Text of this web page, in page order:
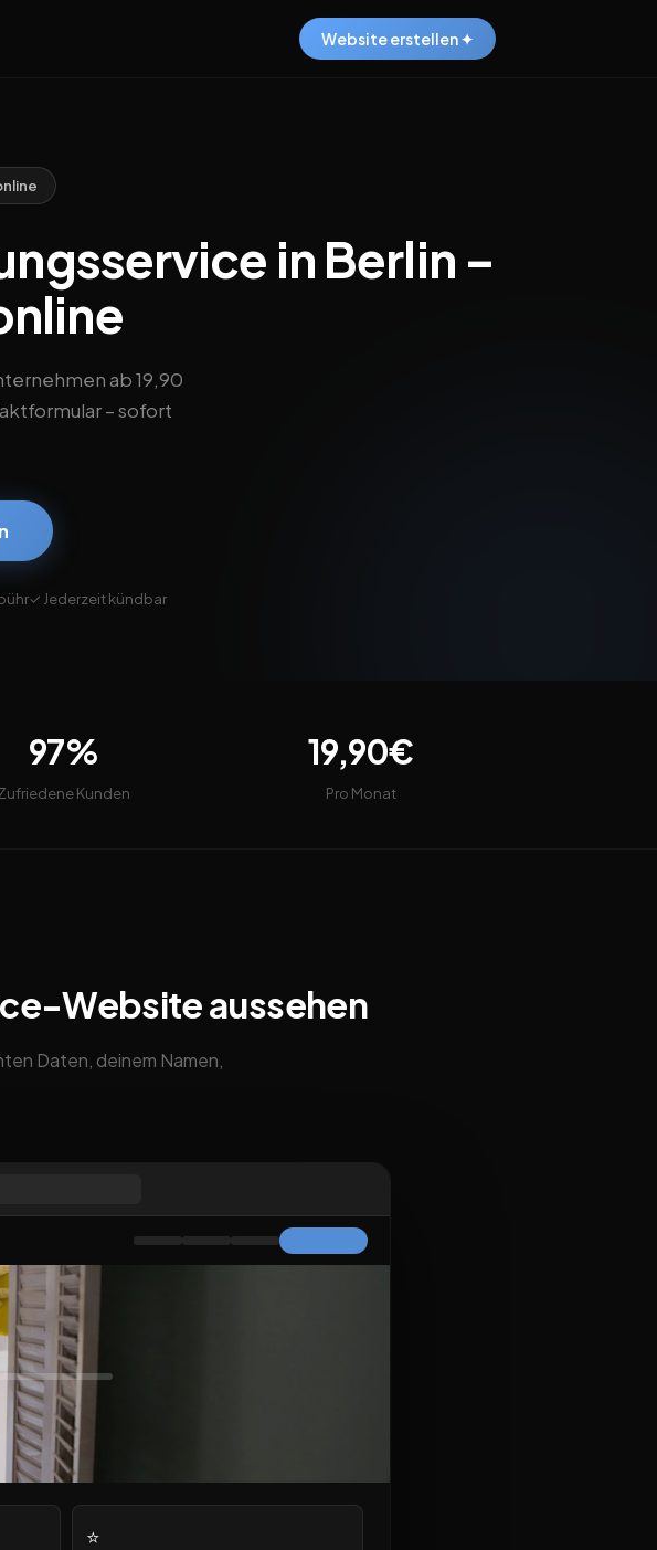
Website erstellen ✦
in Berlin –
ab 19,90
– sofort
✓ Jederzeit kündbar
97%
Kunden
19,90€
Pro Monat
Website aussehen
Daten, deinem Namen,
⭐